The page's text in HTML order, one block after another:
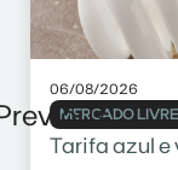
06/08/2026
MERCADO LIVRE
Tarifa azul e